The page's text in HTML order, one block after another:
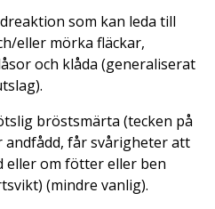
som kan leda till
eller mörka fläckar,
och klåda (generaliserat
bröstsmärta (tecken på
får svårigheter att
eller om fötter eller ben
(mindre vanlig).